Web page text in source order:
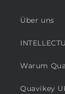
Über uns
Warum
Quavikey